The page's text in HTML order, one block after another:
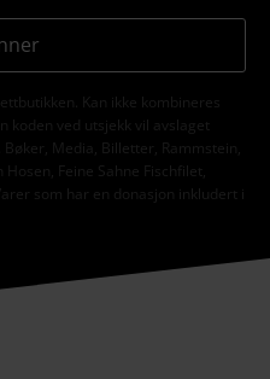
Kan ikke kombineres
koden ved utsjekk vil avslaget
Media, Billetter, Rammstein,
Hosen, Feine Sahne Fischfilet,
som har en donasjon inkludert i